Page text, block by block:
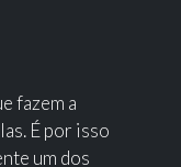
fazem a
É por isso
um dos